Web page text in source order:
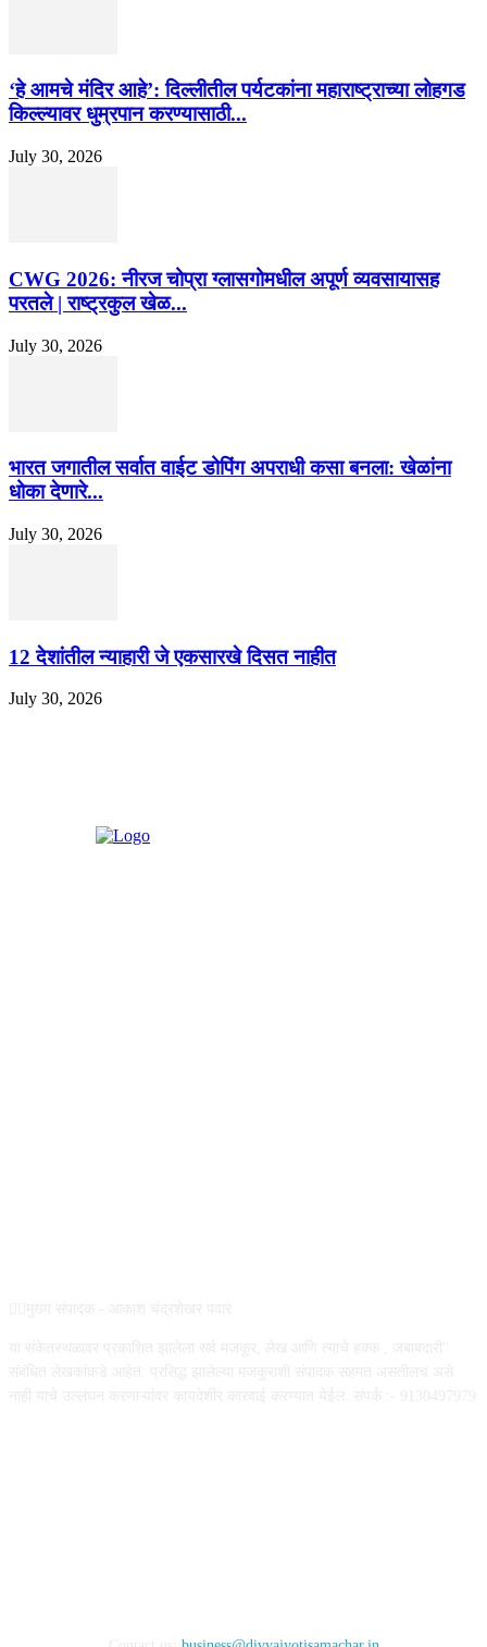
‘हे आमचे मंदिर आहे’: दिल्लीतील पर्यटकांना महाराष्ट्राच्या लोहगड
किल्ल्यावर धुम्रपान करण्यासाठी...
July 30, 2026
CWG 2026: नीरज चोप्रा ग्लासगोमधील अपूर्ण व्यवसायासह
परतले | राष्ट्रकुल खेळ...
July 30, 2026
भारत जगातील सर्वात वाईट डोपिंग अपराधी कसा बनला: खेळांना
धोका देणारे...
July 30, 2026
12 देशांतील न्याहारी जे एकसारखे दिसत नाहीत
July 30, 2026